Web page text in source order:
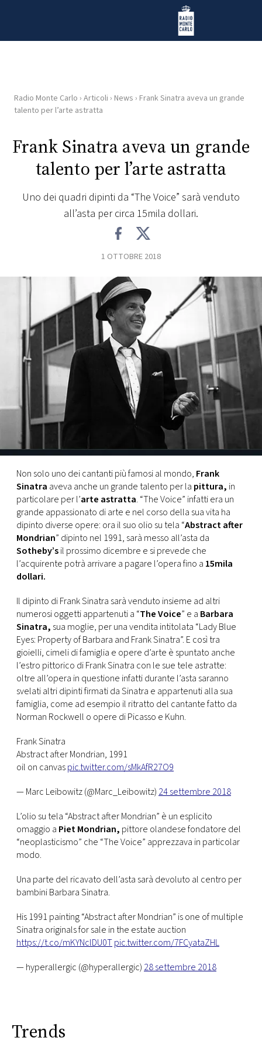
Radio Monte Carlo
HOME
RADIO
WEB
PLAYLIST
FOTO
CONCORSI
EVENTI
VIDEO
TV
PRINCIPATO
DI
MONACO
RMC
CONSIGLIA
Radio Monte Carlo › Articoli › News › Frank Sinatra aveva un grande
talento per l’arte astratta
Frank Sinatra aveva un grande
talento per l’arte astratta
Uno dei quadri dipinti da “The Voice” sarà venduto
all’asta per circa 15mila dollari.
1 OTTOBRE 2018
Non solo uno dei cantanti più famosi al mondo, Frank
Sinatra aveva anche un grande talento per la pittura, in
particolare per l’arte astratta. “The Voice” infatti era un
grande appassionato di arte e nel corso della sua vita ha
dipinto diverse opere: ora il suo olio su tela “Abstract after
Mondrian” dipinto nel 1991, sarà messo all’asta da
Sotheby’sil prossimo dicembre e si prevede che
l’acquirente potrà arrivare a pagare l’opera fino a 15mila
dollari.
Il dipinto di Frank Sinatra sarà venduto insieme ad altri
numerosi oggetti appartenuti a “The Voice” e a Barbara
Sinatra, sua moglie, per una vendita intitolata “Lady Blue
Eyes: Property of Barbara and Frank Sinatra”. E così tra
gioielli, cimeli di famiglia e opere d’arte è spuntato anche
l’estro pittorico di Frank Sinatra con le sue tele astratte:
oltre all’opera in questione infatti durante l’asta saranno
svelati altri dipinti firmati da Sinatra e appartenuti alla sua
famiglia, come ad esempio il ritratto del cantante fatto da
Norman Rockwell o opere di Picasso e Kuhn.
Frank Sinatra
Abstract after Mondrian, 1991
oil on canvaspic.twitter.com/sMkAfR27O9
— Marc Leibowitz (@Marc_Leibowitz) 24 settembre 2018
L’olio su tela “Abstract after Mondrian” è un esplicito
omaggio a Piet Mondrian, pittore olandese fondatore del
“neoplasticismo” che “The Voice” apprezzava in particolar
modo.
Una parte del ricavato dell’asta sarà devoluto al centro per
bambini Barbara Sinatra.
His 1991 painting “Abstract after Mondrian” is one of multiple
Sinatra originals for sale in the estate auction
https://t.co/mKYNclDU0Tpic.twitter.com/7FCyataZHL
— hyperallergic (@hyperallergic) 28 settembre 2018
Trends